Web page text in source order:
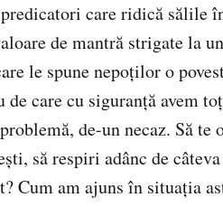
care ridică sălile
de mantră strigate la
le spune nepoților o
care cu siguranță avem
de-un necaz. Să
să respiri adânc de
Cum am ajuns în situația